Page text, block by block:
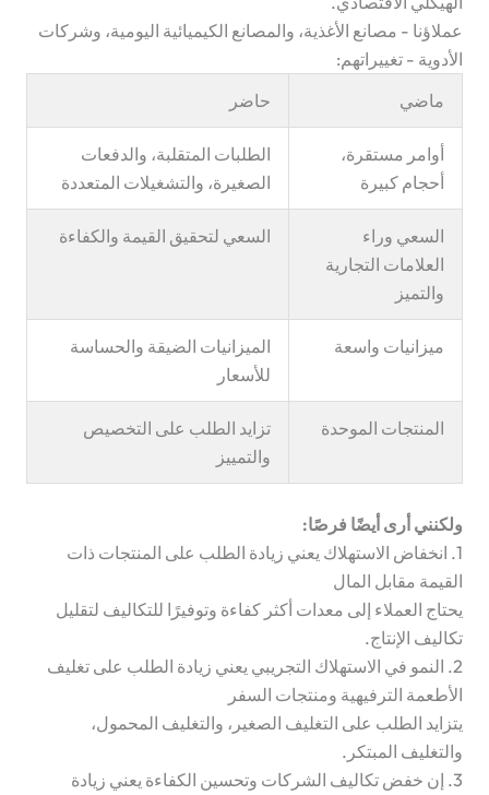
عملاؤنا - مصانع الأغذية، والمصانع الكيميائية اليومية، وشركات
الأدوية - تغييراتهم:
ماضي
حاضر
أوامر مستقرة،
أحجام كبيرة
الطلبات المتقلبة، والدفعات
الصغيرة، والتشغيلات المتعددة
السعي وراء
العلامات التجارية
والتميز
السعي لتحقيق القيمة والكفاءة
ميزانيات واسعة
الميزانيات الضيقة والحساسة
للأسعار
المنتجات الموحدة
تزايد الطلب على التخصيص
والتمييز
ولكنني أرى أيضًا فرصًا:
1. انخفاض الاستهلاك يعني زيادة الطلب على المنتجات ذات
القيمة مقابل المال
يحتاج العملاء إلى معدات أكثر كفاءة وتوفيرًا للتكاليف لتقليل
تكاليف الإنتاج.
2. النمو في الاستهلاك التجريبي يعني زيادة الطلب على تغليف
الأطعمة الترفيهية ومنتجات السفر
يتزايد الطلب على التغليف الصغير، والتغليف المحمول،
والتغليف المبتكر.
3. إن خفض تكاليف الشركات وتحسين الكفاءة يعني زيادة